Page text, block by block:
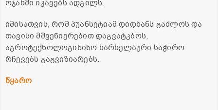
ოჯახში იკავებს ადგილს.
იმისათვის, რომ პუანსეტიამ დიდხანს გაძლოს და
თავისი მშვენიერებით დაგვატკბოს,
აგროტექნოლოგინინო ხარხელაური საჭირო
რჩევებს გაგვიზიარებს.
წყარო